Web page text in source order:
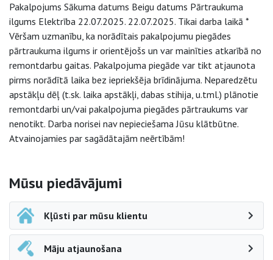
Pakalpojums Sākuma datums Beigu datums Pārtraukuma
ilgums Elektrība 22.07.2025. 22.07.2025. Tikai darba laikā *
Vēršam uzmanību, ka norādītais pakalpojumu piegādes
pārtraukuma ilgums ir orientējošs un var mainīties atkarībā no
remontdarbu gaitas. Pakalpojuma piegāde var tikt atjaunota
pirms norādītā laika bez iepriekšēja brīdinājuma. Neparedzētu
apstākļu dēļ (t.sk. laika apstākļi, dabas stihija, u.tml.) plānotie
remontdarbi un/vai pakalpojuma piegādes pārtraukums var
nenotikt. Darba norisei nav nepieciešama Jūsu klātbūtne.
Atvainojamies par sagādātajām neērtībām!
Sāna navigācija
Mūsu piedāvājumi
Kļūsti par mūsu klientu
Māju atjaunošana